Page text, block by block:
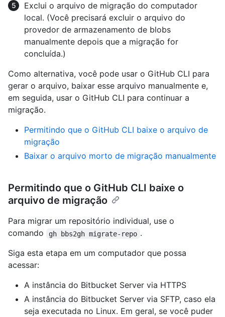
Exclui o arquivo de migração do computador
local. (Você precisará excluir o arquivo do
provedor de armazenamento de blobs
manualmente depois que a migração for
concluída.)
Como alternativa, você pode usar o GitHub CLI para
gerar o arquivo, baixar esse arquivo manualmente e,
em seguida, usar o GitHub CLI para continuar a
migração.
Permitindo que o GitHub CLI baixe o arquivo de
migração
Baixar o arquivo morto de migração manualmente
Permitindo que o GitHub CLI baixe o
arquivo de migração
Para migrar um repositório individual, use o
comando
gh bbs2gh migrate-repo .
Siga esta etapa em um computador que possa
acessar:
A instância do Bitbucket Server via HTTPS
A instância do Bitbucket Server via SFTP, caso ela
seja executada no Linux. Em geral, se você puder